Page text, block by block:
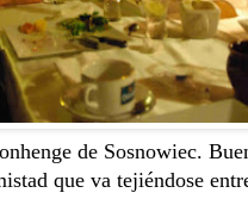
de Sosnowiec.
que va tejiéndose